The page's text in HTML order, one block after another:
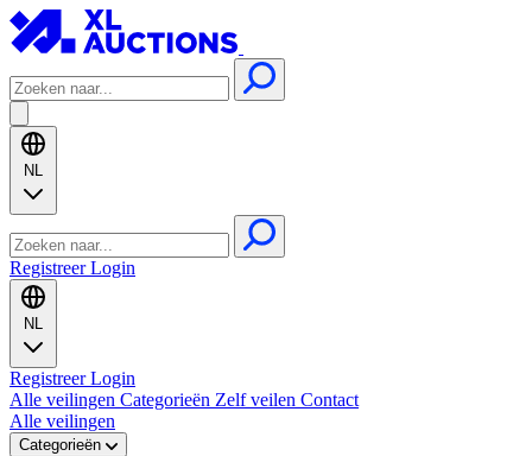
NL
RegistreerLogin
NL
RegistreerLogin
Alle veilingen Categorieën Zelf veilen Contact
Alle veilingen
Categorieën